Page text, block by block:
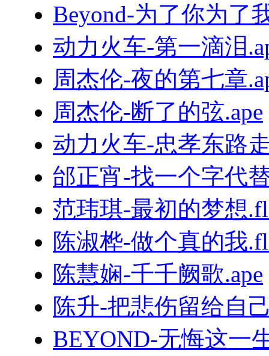
Beyond-为了你为了
动力火车-第一滴泪
周杰伦-夜的第七章
周杰伦-断了的弦.ape
动力火车-忠孝东路
邰正宵-找一个字代
范玮琪-最初的梦想
陈淑桦-做个真的我
陈慧娴-千千阙歌.ape
陈升-把悲伤留给自
BEYOND-无悔这一